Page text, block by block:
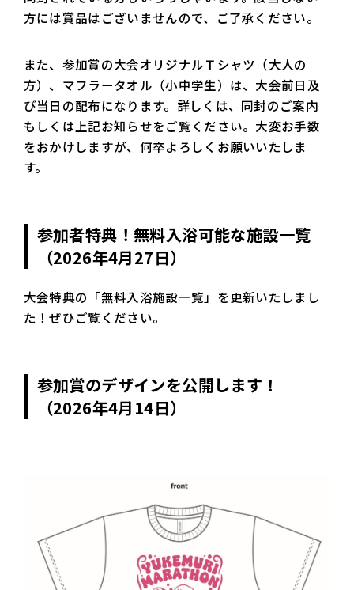
方には賞品はございませんので、ご了承ください。
また、参加賞の大会オリジナルＴシャツ（大人の
方）、マフラータオル（小中学生）は、大会前日及
び当日の配布になります。詳しくは、同封のご案内
もしくは上記お知らせをご覧ください。大変お手数
をおかけしますが、何卒よろしくお願いいたしま
す。
参加者特典！無料入浴可能な施設一覧
（2026年4月27日）
大会特典の「無料入浴施設一覧」を更新いたしまし
た！ぜひご覧ください。
参加賞のデザインを公開します！
（2026年4月14日）